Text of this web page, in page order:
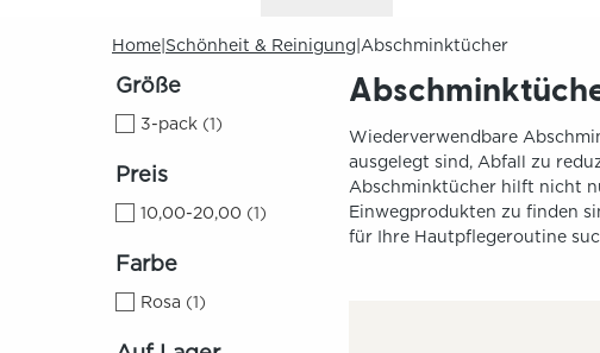
Home Schönheit & Reinigung Abschminktücher
Größe
3-pack (1)
Preis
10,00-20,00 (1)
Farbe
Rosa (1)
Wiederverwendbare
ausgelegt sind, Abfall zu
Abschminktücher hilft nicht
Einwegprodukten zu finden
für Ihre Hautpflegeroutine